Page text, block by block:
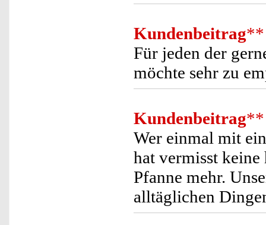
Kundenbeitrag**
Für jeden der
möchte sehr zu
Kundenbeitrag**
Wer einmal mit
hat vermisst
Pfanne mehr.
alltäglichen